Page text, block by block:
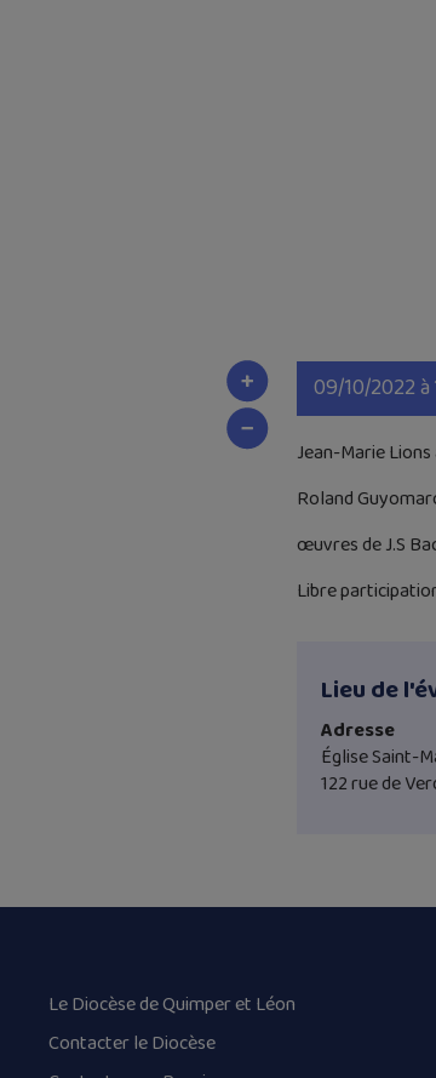
09/10/2022 à
Jean-Marie Lions
Roland
œuvres de J.S
Libre
Lieu de
Adresse
Église Saint-
122 rue de
Le Diocèse de Quimper et Léon
Contacter le Diocèse